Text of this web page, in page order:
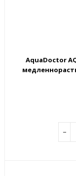
AquaDoctor
−